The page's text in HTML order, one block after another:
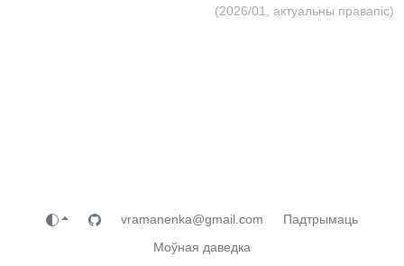
(2026/01, актуальны правапіс)
vramanenka@gmail.com
Падтрымаць
Моўная даведка